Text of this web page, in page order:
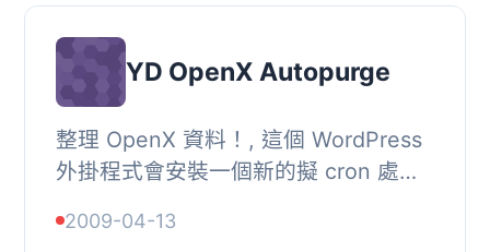
YD OpenX Autopurge
整理 OpenX 資料！, 這個 WordPress
外掛程式會安裝一個新的擬 cron 處理
需保留的內容。, 只需告訴它您的
2009-04-13